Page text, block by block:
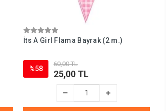
İts A Girl Flama Bayrak (2 m.)
%58
60,00 TL
25,00 TL